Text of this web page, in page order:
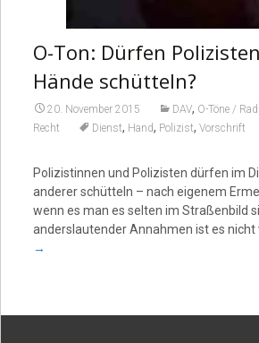
O-Ton: Dürfen
Hände schütteln?
20. November 2015 DAV, O-Töne /
Recht Dienst, Hand, Polizist, Vorschrift
Polizistinnen und Polizisten dürfen im
anderer schütteln – nach eigenem
wenn es man es selten im Straßenbild
anderslautender Annahmen ist es nicht
→